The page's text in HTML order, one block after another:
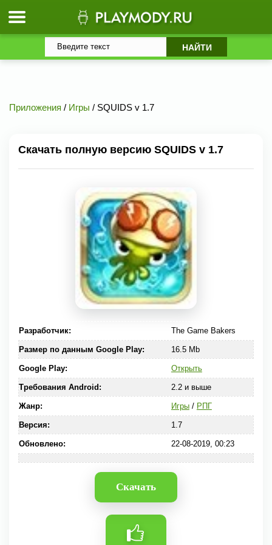
Приложения / Игры / SQUIDS v 1.7
Скачать полную версию SQUIDS v 1.7
Разработчик: The Game Bakers
Размер по данным Google Play: 16.5 Mb
Google Play: Открыть
Требования Android: 2.2 и выше
Жанр: Игры/ РПГ
Версия: 1.7
Обновлено: 22-08-2019, 00:23
Скачать